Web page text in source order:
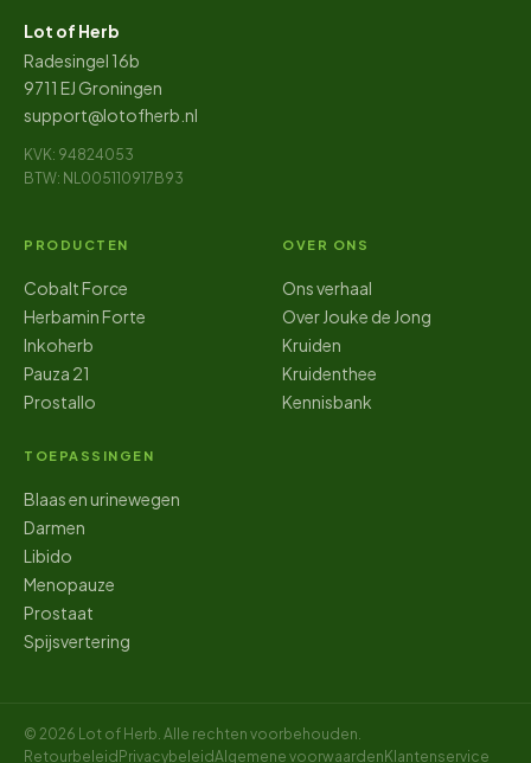
Lot of Herb
Radesingel 16b
9711 EJ Groningen
support@lotofherb.nl
KVK: 94824053
BTW: NL005110917B93
PRODUCTEN
Cobalt Force
Herbamin Forte
Inkoherb
Pauza 21
Prostallo
OVER ONS
Ons verhaal
Over Jouke de Jong
Kruiden
Kruidenthee
Kennisbank
TOEPASSINGEN
Blaas en urinewegen
Darmen
Libido
Menopauze
Prostaat
Spijsvertering
© 2026 Lot of Herb. Alle rechten voorbehouden.
Retourbeleid PrivacybeleidAlgemene voorwaarden Klantenservice